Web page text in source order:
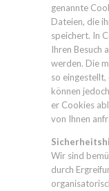
genannte
Dateien, die
speichert. In
Ihren Besuch
werden. Die
so eingestellt,
können
er Cookies
von Ihnen
Wir sind
durch